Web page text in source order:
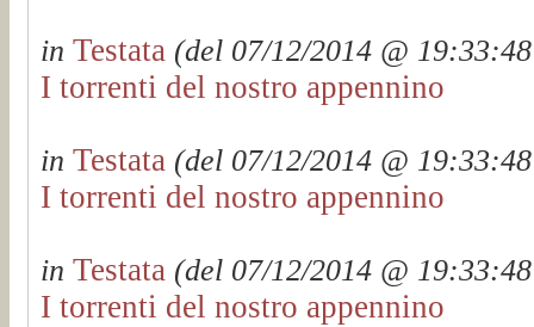
in Testata (del 07/12/2014 @
I torrenti del nostro appennino
in Testata (del 07/12/2014 @
I torrenti del nostro appennino
in Testata (del 07/12/2014 @
I torrenti del nostro appennino